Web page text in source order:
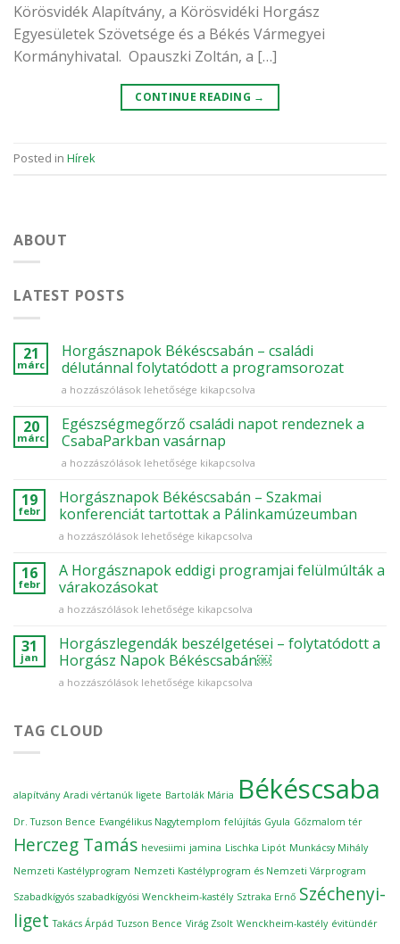
Körösvidék Alapítvány, a Körösvidéki Horgász
Egyesületek Szövetsége és a Békés Vármegyei
Kormányhivatal. Opauszki Zoltán, a […]
CONTINUE READING →
Posted in Hírek
ABOUT
LATEST POSTS
21
márc
Horgásznapok Békéscsabán – családi
délutánnal folytatódott a programsorozat
Horgásznapok
–
családi
délutánnal
folytatódott
programsorozat
bejegyzéshez
a hozzászólások lehetősége kikapcsolva
20
márc
Egészségmegőrző családi napot rendeznek a
CsabaParkban vasárnap
Egészségmegőrző
napot
rendeznek
a
CsabaParkban
bejegyzéshez
a hozzászólások lehetősége kikapcsolva
19
febr
Horgásznapok Békéscsabán – Szakmai
konferenciát tartottak a Pálinkamúzeumban
Horgásznapok
–
Szakmai
konferenciát
tartottak
Pálinkamúzeumban
bejegyzéshez
a hozzászólások lehetősége kikapcsolva
16
febr
A Horgásznapok eddigi programjai felülmúlták a
várakozásokat
A
eddigi
programjai
felülmúlták
a
a hozzászólások lehetősége kikapcsolva
31
jan
Horgászlegendák beszélgetései – folytatódott a
Horgász Napok Békéscsabán￼
Horgászlegendák
folytatódott
￼
bejegyzéshez
a hozzászólások lehetősége kikapcsolva
TAG CLOUD
alapítvány Aradi vértanúk ligete Bartolák Mária Békéscsaba
Dr. Tuzson Bence Evangélikus Nagytemplom felújítás Gyula Gőzmalom tér
Herczeg Tamás hevesiimi jamina Lischka Lipót Munkácsy Mihály
Nemzeti Kastélyprogram Nemzeti Kastélyprogram és Nemzeti Várprogram
Szabadkígyós szabadkígyósi Wenckheim-kastély Sztraka Ernő Széchenyi-
liget Takács Árpád Tuzson Bence Virág Zsolt Wenckheim-kastély évitündér